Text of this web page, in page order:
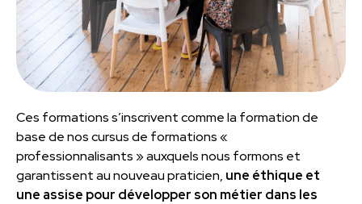
Ces formations s’inscrivent comme la formation de
base de nos cursus de formations «
professionnalisants » auxquels nous formons et
garantissent au nouveau praticien, une éthique et
une assise pour développer son métier dans les